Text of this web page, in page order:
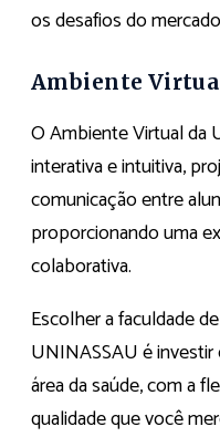
os desafios do
Ambiente
O Ambiente Virtual da
interativa e intuitiva,
comunicação entre
proporcionando uma
colaborativa.
Escolher a faculdade
UNINASSAU é
área da saúde, com a
qualidade que você